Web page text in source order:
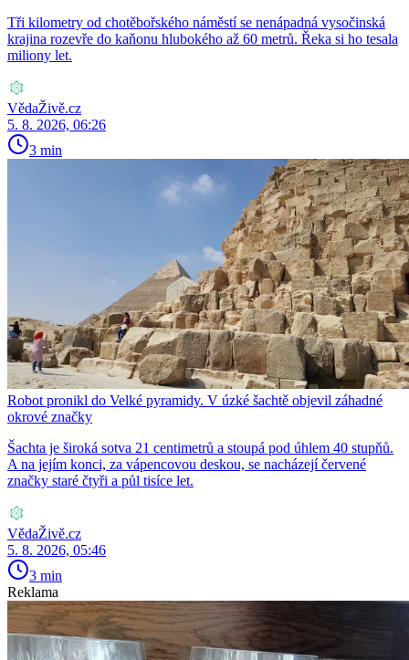
Tři kilometry od chotěbořského náměstí se nenápadná vysočinská
krajina rozevře do kaňonu hlubokého až 60 metrů. Řeka si ho tesala
miliony let.
VědaŽivě.cz
5. 8. 2026, 06:26
3 min
Robot pronikl do Velké pyramidy. V úzké šachtě objevil záhadné
okrové značky
Šachta je široká sotva 21 centimetrů a stoupá pod úhlem 40 stupňů.
A na jejím konci, za vápencovou deskou, se nacházejí červené
značky staré čtyři a půl tisíce let.
VědaŽivě.cz
5. 8. 2026, 05:46
3 min
Reklama